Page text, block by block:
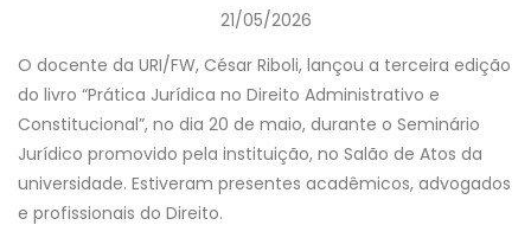
21/05/2026
O docente da URI/FW, César Riboli, lançou a terceira edição
do livro “Prática Jurídica no Direito Administrativo e
Constitucional”, no dia 20 de maio, durante o Seminário
Jurídico promovido pela instituição, no Salão de Atos da
universidade. Estiveram presentes acadêmicos, advogados
e profissionais do Direito.